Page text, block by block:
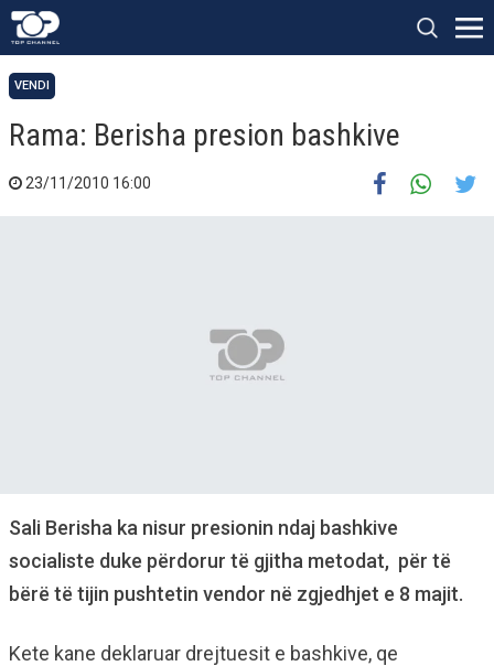
VENDI
Rama: Berisha presion bashkive
23/11/2010 16:00
Sali Berisha ka nisur presionin ndaj bashkive
socialiste duke përdorur të gjitha metodat, për të
bërë të tijin pushtetin vendor në zgjedhjet e 8 majit.
Kete kane deklaruar drejtuesit e bashkive, qe